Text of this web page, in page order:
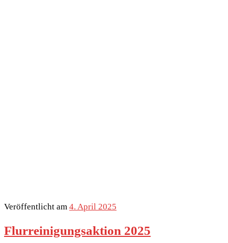
Veröffentlicht am 4. April 2025
Flurreinigungsaktion 2025